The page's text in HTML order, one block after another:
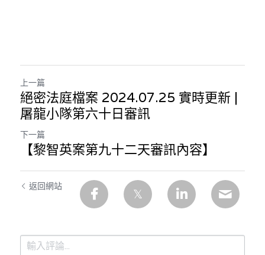
上一篇
絕密法庭檔案 2024.07.25 實時更新 |
屠龍小隊第六十日審訊
下一篇
【黎智英案第九十二天審訊內容】
返回網站